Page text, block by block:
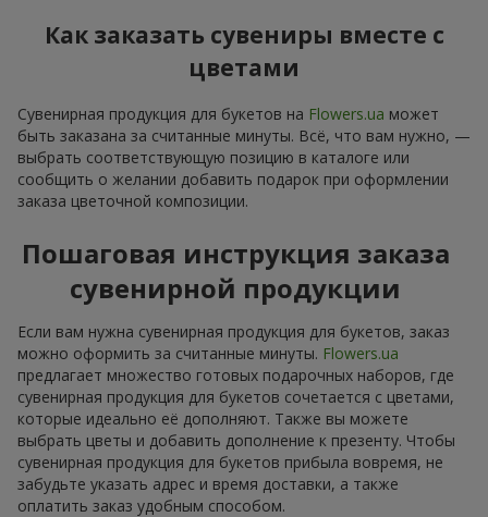
Как заказать сувениры вместе с
цветами
Сувенирная продукция для букетов на Flowers.ua может
быть заказана за считанные минуты. Всё, что вам нужно, —
выбрать соответствующую позицию в каталоге или
сообщить о желании добавить подарок при оформлении
заказа цветочной композиции.
Пошаговая инструкция заказа
сувенирной продукции
Если вам нужна сувенирная продукция для букетов, заказ
можно оформить за считанные минуты. Flowers.ua
предлагает множество готовых подарочных наборов, где
сувенирная продукция для букетов сочетается с цветами,
которые идеально её дополняют. Также вы можете
выбрать цветы и добавить дополнение к презенту. Чтобы
сувенирная продукция для букетов прибыла вовремя, не
забудьте указать адрес и время доставки, а также
оплатить заказ удобным способом.